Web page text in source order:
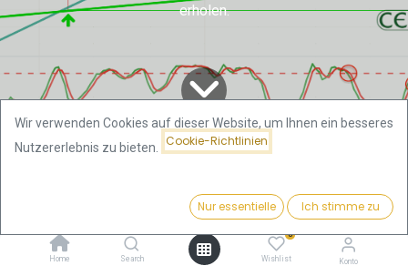
Home Search
0
Wishlist Konto
erholen.
1. Rückblick
Wir verwenden Cookies auf dieser Website, um Ihnen ein besseres
Nutzererlebnis zu bieten.
Cookie-Richtlinien
Nur essentielle Ich stimme zu